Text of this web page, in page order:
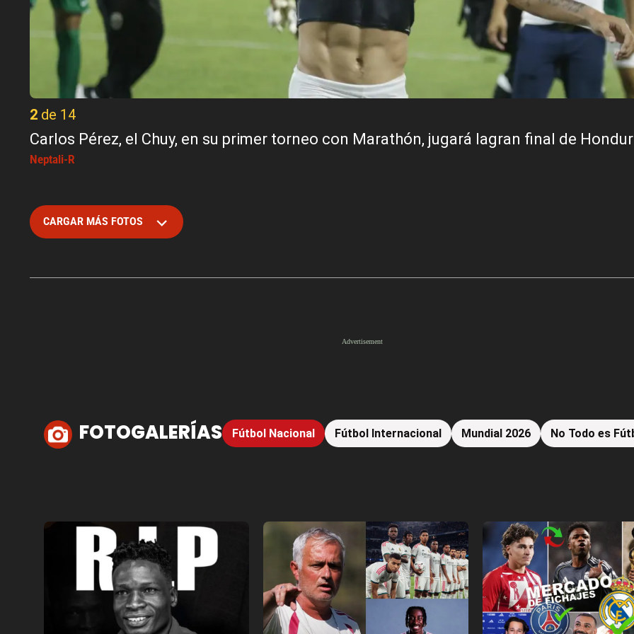
2 de 14
Carlos Pérez, el Chuy, en su primer torneo con Marathón, jugará lagran final de
Neptali-R
CARGAR MÁS FOTOS
FOTOGALERÍAS Fútbol Nacional Fútbol Internacional Mundial 2026 No Todo es